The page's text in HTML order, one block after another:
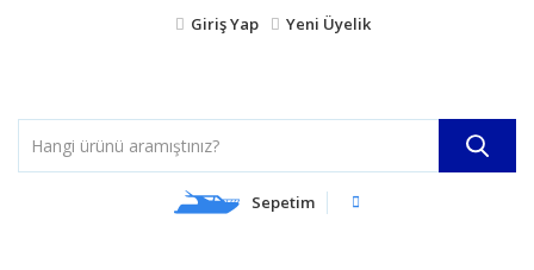
Giriş Yap Yeni Üyelik
Sepetim